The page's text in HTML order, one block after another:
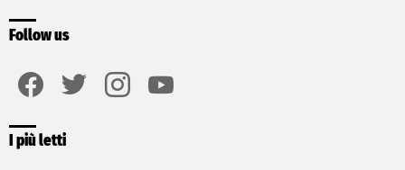
Follow us
I più letti